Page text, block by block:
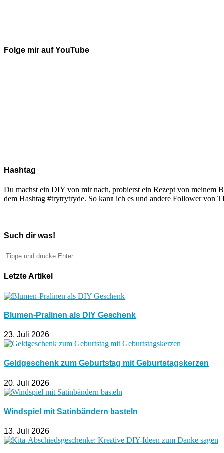
Folge mir auf YouTube
Hashtag
Du machst ein DIY von mir nach, probierst ein Rezept von meinem
dem Hashtag #trytrytryde. So kann ich es und andere Follower von
Such dir was!
Letzte Artikel
Blumen-Pralinen als DIY Geschenk
23. Juli 2026
Geldgeschenk zum Geburtstag mit Geburtstagskerzen
20. Juli 2026
Windspiel mit Satinbändern basteln
13. Juli 2026